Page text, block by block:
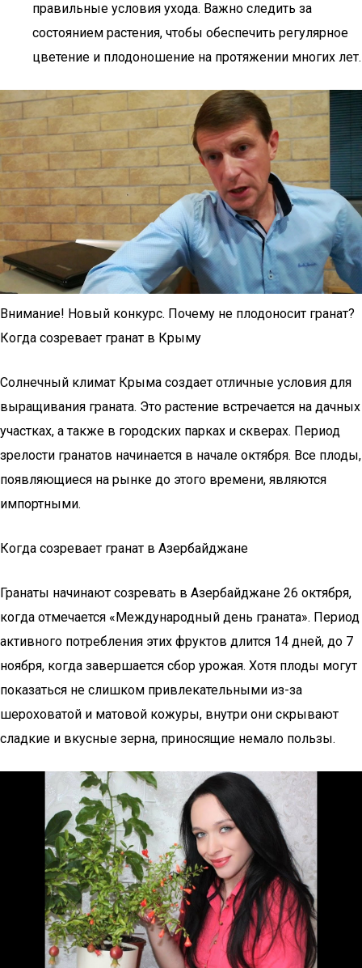
правильные условия ухода. Важно следить за
состоянием растения, чтобы обеспечить регулярное
цветение и плодоношение на протяжении многих лет.
Внимание! Новый конкурс. Почему не плодоносит гранат?
Когда созревает гранат в Крыму
Солнечный климат Крыма создает отличные условия для
выращивания граната. Это растение встречается на дачных
участках, а также в городских парках и скверах. Период
зрелости гранатов начинается в начале октября. Все плоды,
появляющиеся на рынке до этого времени, являются
импортными.
Когда созревает гранат в Азербайджане
Гранаты начинают созревать в Азербайджане 26 октября,
когда отмечается «Международный день граната». Период
активного потребления этих фруктов длится 14 дней, до 7
ноября, когда завершается сбор урожая. Хотя плоды могут
показаться не слишком привлекательными из-за
шероховатой и матовой кожуры, внутри они скрывают
сладкие и вкусные зерна, приносящие немало пользы.